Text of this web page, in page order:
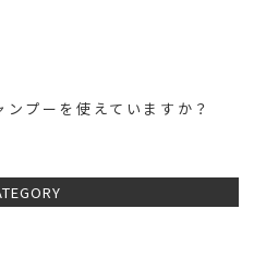
プーを使えていますか？